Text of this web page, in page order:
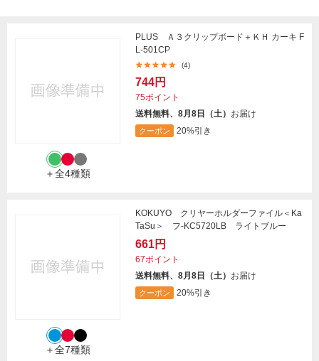
＋全4種類
PLUS Ａ３クリップボード＋ＫＨ カーキ F
L-501CP
(4)
744円
75ポイント
送料無料、8月8日（土） お届け
クーポン 20%引き
＋全7種類
KOKUYO クリヤーホルダーファイル＜Ka
TaSu＞ フ-KC5720LB ライトブルー
661円
67ポイント
送料無料、8月8日（土） お届け
クーポン 20%引き